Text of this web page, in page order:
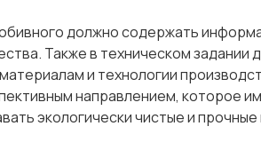
должно содержать
Также в техническом задании
и технологии
направлением, которое
экологически чистые и